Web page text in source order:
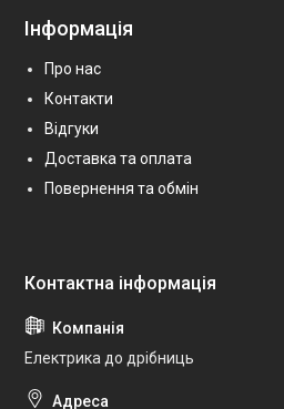
Інформація
Про нас
Контакти
Відгуки
Доставка та оплата
Повернення та обмін
Електрика до дрібниць